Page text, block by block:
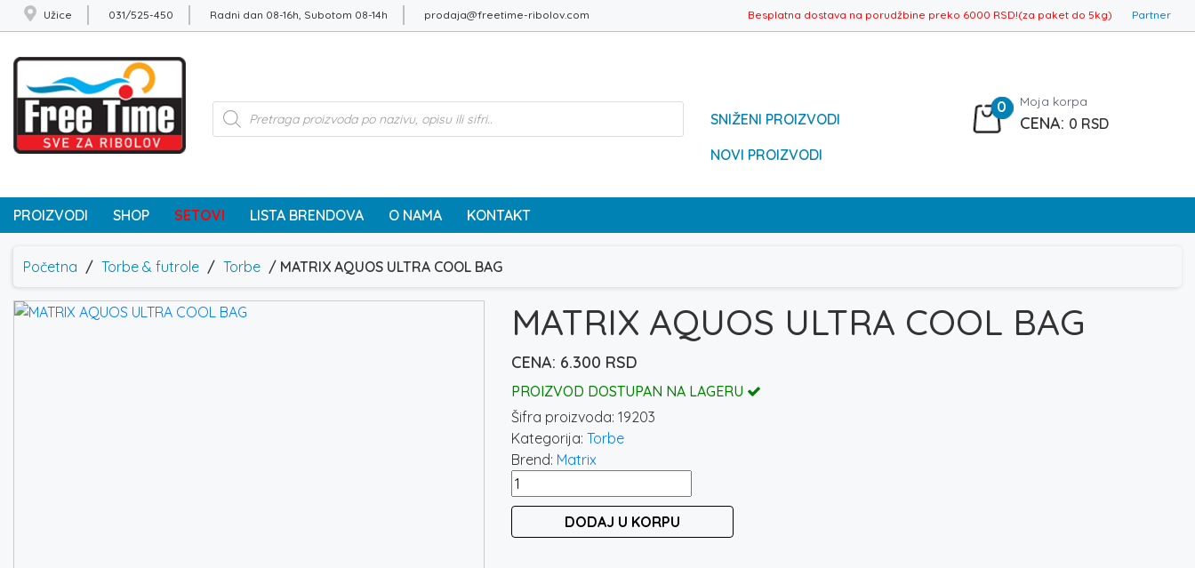
Užice 031/525-450 Radni dan 08-16h, Subotom 08-14h prodaja@freetime-ribolov.com Besplatna dostava na porudžbine preko 6000 RSD!(za paket do 5kg) Partner
Products
search
SNIŽENI PROIZVODI
NOVI PROIZVODI
0 Moja korpa
0 RSD
PROIZVODI SHOP SETOVI LISTA BRENDOVA O NAMA KONTAKT
Početna / Torbe & futrole / Torbe / MATRIX AQUOS ULTRA COOL BAG
MATRIX AQUOS ULTRA COOL BAG
6.300 RSD
PROIZVOD DOSTUPAN NA LAGERU
Šifra proizvoda: 19203
Kategorija: Torbe
Brend: Matrix
MATRIX
AQUOS
COOL
DODAJ U KORPU